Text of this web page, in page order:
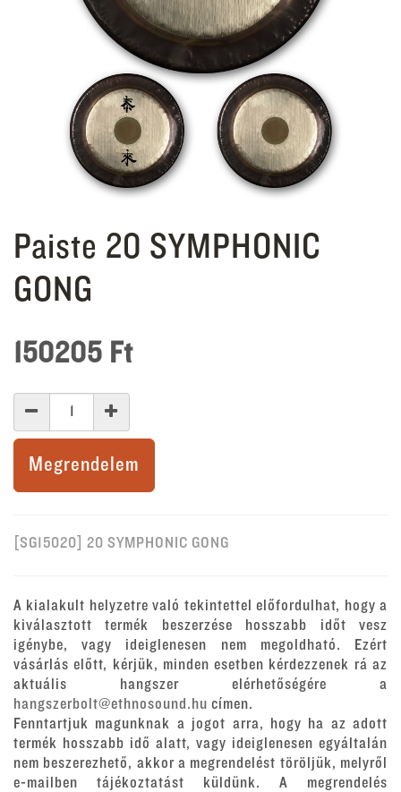
Paiste 20 SYMPHONIC
GONG
150205 Ft
Megrendelem
[SG15020] 20 SYMPHONIC GONG
A kialakult helyzetre való tekintettel előfordulhat, hogy a
kiválasztott termék beszerzése hosszabb időt vesz
igénybe, vagy ideiglenesen nem megoldható. Ezért
vásárlás előtt, kérjük, minden esetben kérdezzenek rá az
aktuális hangszer elérhetőségére a
hangszerbolt@ethnosound.hu címen.
Fenntartjuk magunknak a jogot arra, hogy ha az adott
termék hosszabb idő alatt, vagy ideiglenesen egyáltalán
nem beszerezhető, akkor a megrendelést töröljük, melyről
e-mailben tájékoztatást küldünk. A megrendelés